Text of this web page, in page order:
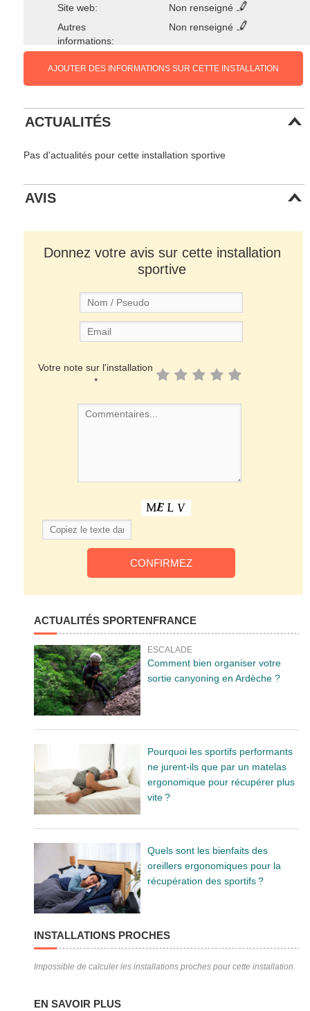
Site web:
Non renseigné
Autres
informations:
Non renseigné
AJOUTER DES INFORMATIONS SUR CETTE INSTALLATION
ACTUALITÉS
Pas d'actualités pour cette installation sportive
AVIS
Donnez votre avis sur cette installation
sportive
Votre note sur l'installation
*
ACTUALITÉS SPORTENFRANCE
ESCALADE
Comment bien organiser votre
sortie canyoning en Ardèche ?
Pourquoi les sportifs performants
ne jurent-ils que par un matelas
ergonomique pour récupérer plus
vite ?
Quels sont les bienfaits des
oreillers ergonomiques pour la
récupération des sportifs ?
INSTALLATIONS PROCHES
Impossible de calculer les installations proches pour cette installation.
EN SAVOIR PLUS